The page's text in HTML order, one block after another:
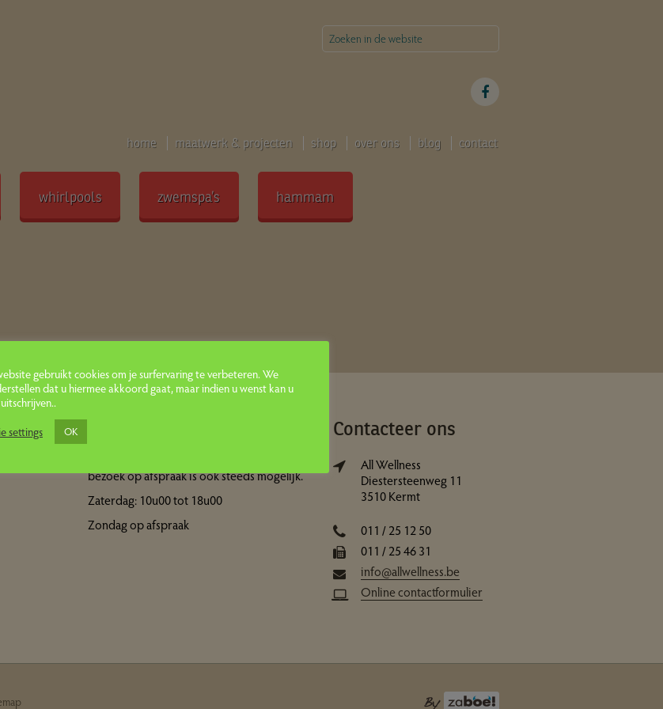
home maatwerk & projecten shop over ons blog contact
whirlpools zwemspa’s hammam
bezoek op afspraak is ook steeds mogelijk.
Zaterdag: 10u00 tot 18u00
Zondag op afspraak
Contacteer ons
All Wellness
Diestersteenweg 11
3510 Kermt
011 / 25 12 50
011 / 25 46 31
info@allwellness.be
Online contactformulier
gebruikt cookies om je surfervaring te verbeteren. We
dat u hiermee akkoord gaat, maar indien u wenst kan u
settings
OK